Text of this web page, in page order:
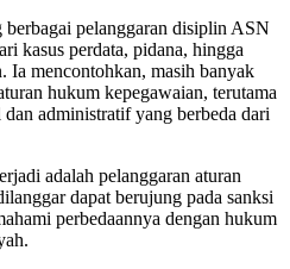
pelanggaran disiplin ASN
kasus perdata, pidana, hingga
Ia mencontohkan, masih banyak
hukum kepegawaian, terutama
administratif yang berbeda dari
adalah pelanggaran aturan
dapat berujung pada sanksi
perbedaannya dengan hukum